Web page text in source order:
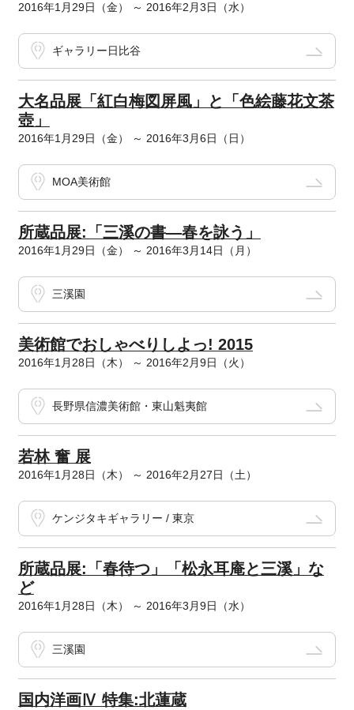
2016年1月29日（金） ～ 2016年2月3日（水）
ギャラリー日比谷
大名品展「紅白梅図屏風」と「色絵藤花文茶
壺」
2016年1月29日（金） ～ 2016年3月6日（日）
MOA美術館
所蔵品展:「三溪の書―春を詠う」
2016年1月29日（金） ～ 2016年3月14日（月）
三溪園
美術館でおしゃべりしよっ! 2015
2016年1月28日（木） ～ 2016年2月9日（火）
長野県信濃美術館・東山魁夷館
若林 奮 展
2016年1月28日（木） ～ 2016年2月27日（土）
ケンジタキギャラリー / 東京
所蔵品展:「春待つ」「松永耳庵と三溪」な
ど
2016年1月28日（木） ～ 2016年3月9日（水）
三溪園
国内洋画Ⅳ 特集:北蓮蔵